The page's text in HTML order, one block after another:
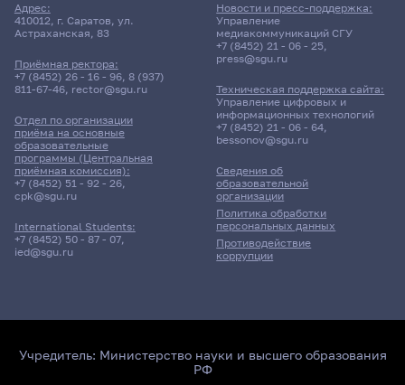
Адрес:
410012, г. Саратов, ул.
Астраханская, 83
Приёмная ректора:
+7 (8452) 26 - 16 - 96, 8 (937)
811-67-46, rector@sgu.ru
Отдел по организации
приёма на основные
образовательные
программы (Центральная
приёмная комиссия):
+7 (8452) 51 - 92 - 26,
cpk@sgu.ru
International Students:
+7 (8452) 50 - 87 - 07,
ied@sgu.ru
Сведения об
образовательной
организации
Политика обработки
персональных данных
Противодействие
коррупции
Новости и пресс-поддержка:
Управление
медиакоммуникаций СГУ
+7 (8452) 21 - 06 - 25,
press@sgu.ru
Техническая поддержка сайта:
Управление цифровых и
информационных технологий
+7 (8452) 21 - 06 - 64,
bessonov@sgu.ru
Учредитель: Министерство науки и высшего образования
РФ